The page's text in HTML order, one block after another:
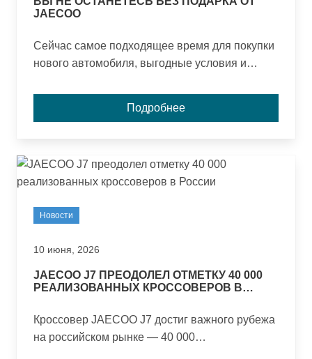
JAECOO
Сейчас самое подходящее время для покупки
нового автомобиля, выгодные условия и
Подробнее
Новости
10 июня, 2026
JAECOO J7 ПРЕОДОЛЕЛ ОТМЕТКУ 40 000
РЕАЛИЗОВАННЫХ КРОССОВЕРОВ В
Кроссовер JAECOO J7 достиг важного рубежа
на российском рынке — 40 000